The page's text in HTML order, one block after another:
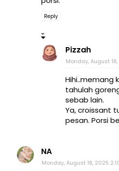
Reply
Pizzah
Monday, August
Hihi..memang
tahulah
sebab lain.
Ya, croissant
pesan. Porsi
NA
Monday, August 18, 2025